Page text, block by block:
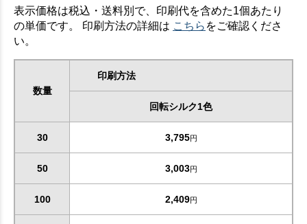
表示価格は税込・送料別で、印刷代を含めた1個あたり
の単価です。 印刷方法の詳細は こちら をご確認くださ
い。
数量
印刷方法
回転シルク1色
30 3,795円
50 3,003円
100 2,409円